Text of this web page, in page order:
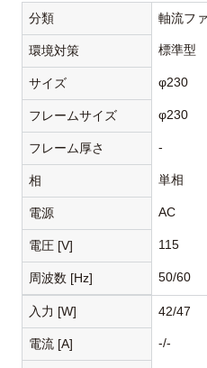
分類 軸流フ
環境対策 標準型
サイズ φ230
フレームサイズ φ230
フレーム厚さ -
相 単相
電源 AC
電圧 [V] 115
周波数 [Hz] 50/60
入力 [W] 42/47
電流 [A] -/-